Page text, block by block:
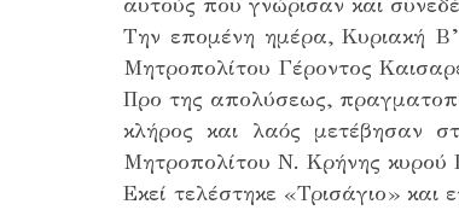
Την επομένη ημέρα, Κυριακή Β’
Μητροπολίτου Γέροντος
Προ της απολύσεως,
κλήρος και λαός μετέβησαν
Μητροπολίτου Ν. Κρήνης κυρού
Εκεί τελέστηκε «Τρισάγιο»